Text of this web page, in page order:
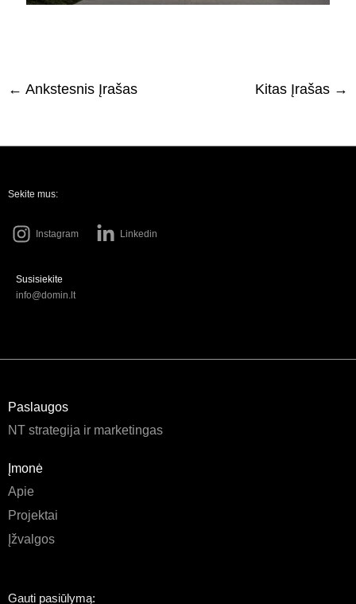
← Ankstesnis Įrašas Kitas Įrašas →
Sekite mus:
Instagram Linkedin
Susisiekite
info@domin.lt
Paslaugos
NT strategija ir marketingas
Įmonė
Apie
Projektai
Įžvalgos
Gauti pasiūlymą: